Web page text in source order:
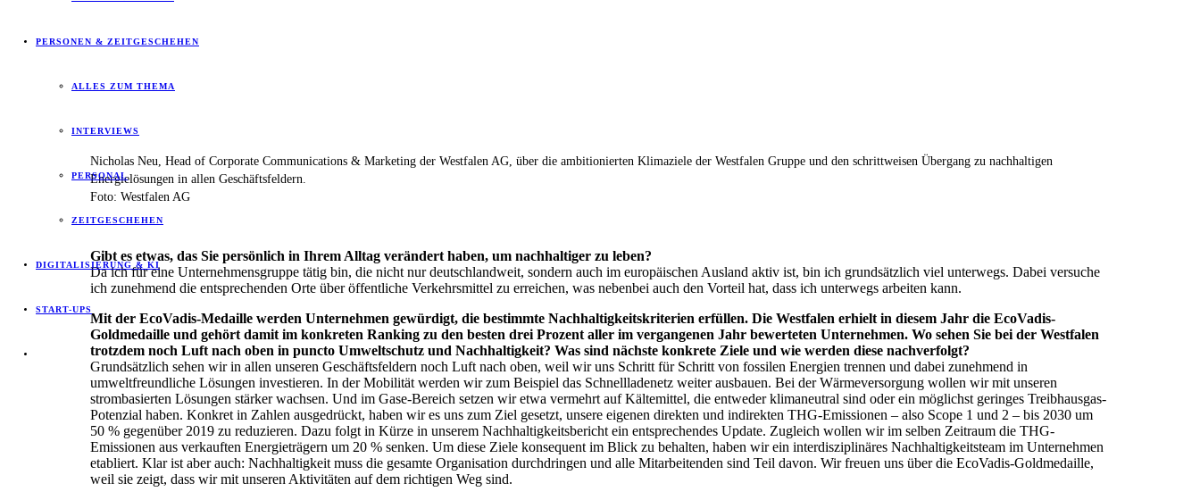
PERSONEN & ZEITGESCHEHEN
ALLES ZUM THEMA
INTERVIEWS
PERSONAL
ZEITGESCHEHEN
DIGITALISIERUNG & KI
START-UPS
Nicholas Neu, Head of Corporate Communications & Marketing der Westfalen AG, über die ambitionierten Klimaziele der Westfalen Gruppe und den schrittweisen Übergang zu nachhaltigen
Energielösungen in allen Geschäftsfeldern.
Foto: Westfalen AG
Gibt es etwas, das Sie persönlich in Ihrem Alltag verändert haben, um nachhaltiger zu leben?
Da ich für eine Unternehmensgruppe tätig bin, die nicht nur deutschlandweit, sondern auch im europäischen Ausland aktiv ist, bin ich grundsätzlich viel unterwegs. Dabei versuche
ich zunehmend die entsprechenden Orte über öffentliche Verkehrsmittel zu erreichen, was nebenbei auch den Vorteil hat, dass ich unterwegs arbeiten kann.
Mit der EcoVadis-Medaille werden Unternehmen gewürdigt, die bestimmte Nachhaltigkeitskriterien erfüllen. Die Westfalen erhielt in diesem Jahr die EcoVadis-
Goldmedaille und gehört damit im konkreten Ranking zu den besten drei Prozent aller im vergangenen Jahr bewerteten Unternehmen. Wo sehen Sie bei der Westfalen
trotzdem noch Luft nach oben in puncto Umweltschutz und Nachhaltigkeit? Was sind nächste konkrete Ziele und wie werden diese nachverfolgt?
Grundsätzlich sehen wir in allen unseren Geschäftsfeldern noch Luft nach oben, weil wir uns Schritt für Schritt von fossilen Energien trennen und dabei zunehmend in
umweltfreundliche Lösungen investieren. In der Mobilität werden wir zum Beispiel das Schnellladenetz weiter ausbauen. Bei der Wärmeversorgung wollen wir mit unseren
strombasierten Lösungen stärker wachsen. Und im Gase-Bereich setzen wir etwa vermehrt auf Kältemittel, die entweder klimaneutral sind oder ein möglichst geringes Treibhausgas-
Potenzial haben. Konkret in Zahlen ausgedrückt, haben wir es uns zum Ziel gesetzt, unsere eigenen direkten und indirekten THG-Emissionen – also Scope 1 und 2 – bis 2030 um
50 % gegenüber 2019 zu reduzieren. Dazu folgt in Kürze in unserem Nachhaltigkeitsbericht ein entsprechendes Update. Zugleich wollen wir im selben Zeitraum die THG-
Emissionen aus verkauften Energieträgern um 20 % senken. Um diese Ziele konsequent im Blick zu behalten, haben wir ein interdisziplinäres Nachhaltigkeitsteam im Unternehmen
etabliert. Klar ist aber auch: Nachhaltigkeit muss die gesamte Organisation durchdringen und alle Mitarbeitenden sind Teil davon. Wir freuen uns über die EcoVadis-Goldmedaille,
weil sie zeigt, dass wir mit unseren Aktivitäten auf dem richtigen Weg sind.